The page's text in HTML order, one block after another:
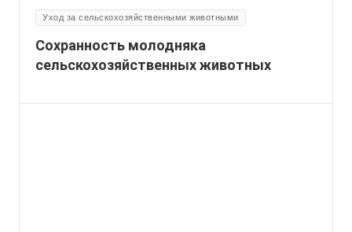
Уход за сельскохозяйственными животными
Сохранность молодняка
сельскохозяйственных животных